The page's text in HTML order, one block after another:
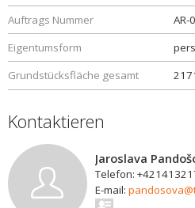
Auftrags Nummer
AR-
Eigentumsform
Grundstücksfläche gesamt
Kontaktieren
Jaroslava
Telefon:
E-mail: